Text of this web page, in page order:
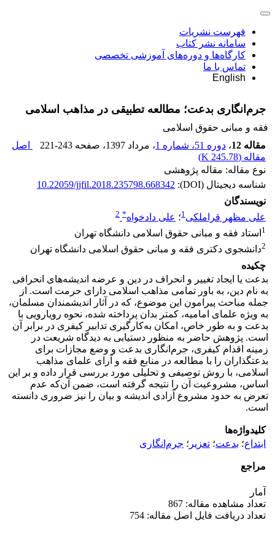
فهرست نشریات
سامانه نشر کتاب
کارگاه‌ها و دوره‌های آموزشی تخصصی
تماس با ما
English
جرم‌انگاری بدعت؛ مطالعه تطبیقی در مذاهب اسلامی
فقه و مبانی حقوق اسلامی
مقاله 12
، دوره 51، شماره 1 ، مرداد 1397 ، صفحه 221-243
اصل
مقاله (245.78 K
)
نوع مقاله: مقاله پژوهشی
شناسه دیجیتال (DOI):
10.22059/jjfil.2018.235798.668342
نویسندگان
علی مظهر قراملکی1؛ علی دادخواه*
2
1 استاد فقه و مبانی حقوق اسلامی دانشگاه تهران
2دانشجوی دکتری فقه و مبانی حقوق اسلامی دانشگاه تهران
چکیده
بدعت یا ایجاد تغییر و انحراف در دین و عرضه اندیشه‌های انحرافی
به نام دین، به باور تمامی مذاهب اسلامی دارای حرمت است. از
جمله مباحث پیرامون این موضوع، که در آثار اندیشمندان مسلمان،
به ویژه علمای امامیه، کمتر بدان پرداخته شده، نحوه رویارویی با
بدعت و به طور خاص، امکان به‌کارگیری تدابیر کیفری در برابر آن
است. پژوهش حاضر به منظور دستیابی به دیدگاه شریعت در
زمینه اقدام کیفری، جرم‌انگاری بدعت و وضع مجازات برای
بدعتگذاران را با مطالعه در منابع فقه و آرای علمای مذاهب
اسلامی، با روش توصیفی و تحلیلی مورد بررسی قرار داده و بر این
اساس، مشروعیت آن را نتیجه گرفته است، ضمن آن‌که عدم
تعرض به حدود مشروع آزادی اندیشه و بیان را نیز ضروری دانسته
است.
کلیدواژه‌ها
ابتداع؛ بدعت؛ تعزیر ؛ جرم‌انگاری
مراجع
آمار
تعداد مشاهده مقاله: 867
تعداد دریافت فایل اصل مقاله: 754